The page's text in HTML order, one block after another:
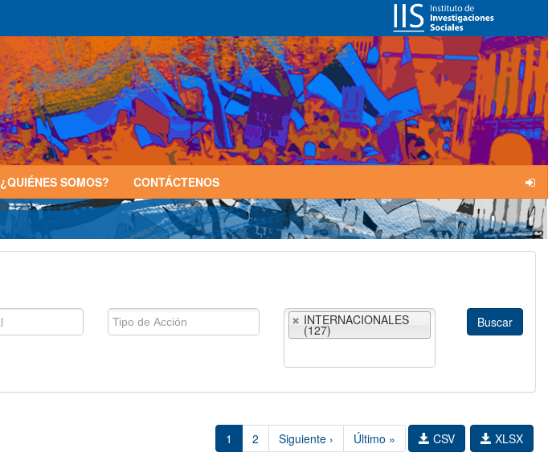
¿QUIÉNES SOMOS? CONTÁCTENOS
INTERNACIONALES
(127)
1 2 Siguiente › Último » XLSX
CSV